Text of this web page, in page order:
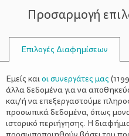
Προσαρμογή
Επιλογές Διαφημίσεων
Εμείς καιοι συνεργάτες μας (1199
άλλα δεδομένα για να
και/ή να επεξεργαστούμε
προσωπικά δεδομένα, όπως
ιστορικό περιήγησης. Η